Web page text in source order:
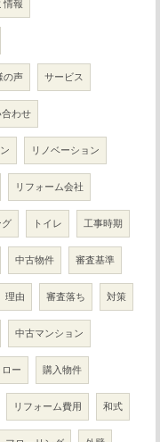
情報
の声 サービス
わせ
リノベーション
リフォーム会社
グ トイレ 工事時期
中古物件 審査基準
理由 審査落ち 対策
中古マンション
ー 購入物件
リフォーム費用 和式